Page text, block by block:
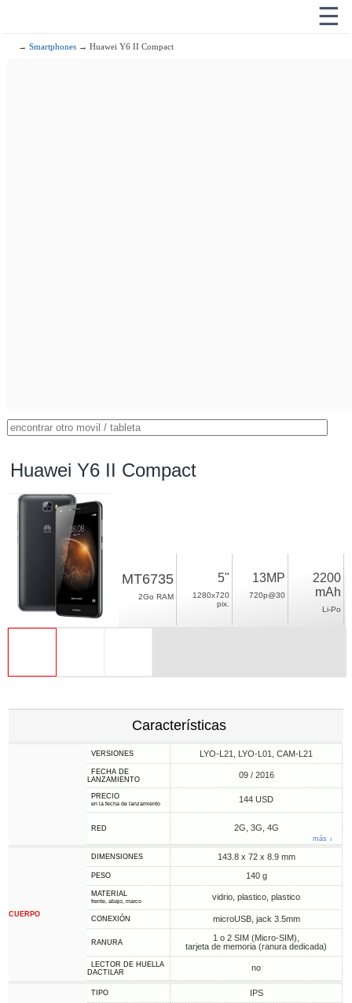
☰
→Smartphones → Huawei Y6 II Compact
Huawei Y6 II Compact
MT6735
2Go RAM
5"
1280x720
pix.
13MP
720p@30
2200
mAh
Li-Po
Características
VERSIONES LYO-L21, LYO-L01, CAM-L21
FECHA DE
LANZAMIENTO
09 / 2016
PRECIO
en la fecha de lanzamiento 144 USD
RED 2G, 3G, 4G
más ↓
CUERPO
DIMENSIONES 143.8 x 72 x 8.9 mm
PESO 140 g
MATERIAL
frente, abajo, marco vidrio, plastico, plastico
CONEXIÓN microUSB, jack 3.5mm
RANURA
1 o 2 SIM (Micro-SIM),
tarjeta de memoria (ranura dedicada)
LECTOR DE HUELLA
DACTILAR
no
TIPO IPS